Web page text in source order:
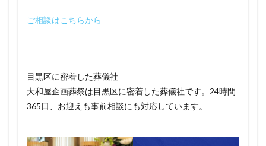
ご相談はこちらから
目黒区に密着した葬儀社
大和屋企画葬祭は目黒区に密着した葬儀社です。24時間
365日、お迎えも事前相談にも対応しています。